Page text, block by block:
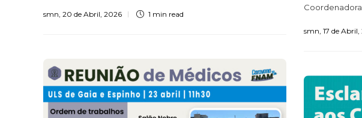
smn, 20 de Abril, 2026 1 min read
Coordenadora
smn, 17 de